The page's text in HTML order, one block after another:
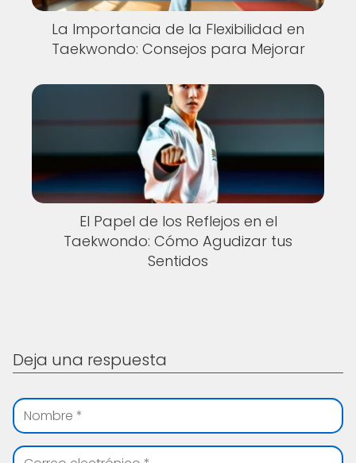
La Importancia de la Flexibilidad en
Taekwondo: Consejos para Mejorar
El Papel de los Reflejos en el
Taekwondo: Cómo Agudizar tus
Sentidos
Deja una respuesta